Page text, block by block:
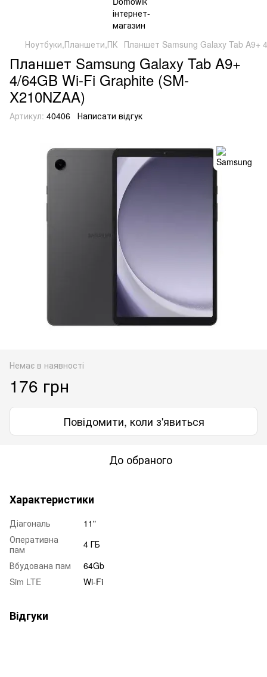
Ноутбуки,Планшети,ПК Планшет Samsung Galaxy Tab A9+
Планшет Samsung Galaxy Tab A9+
4/64GB Wi-Fi Graphite (SM-
X210NZAA)
Артикул: 40406 Написати відгук
Немає в наявності
176 грн
Повідомити, коли з'явиться
До обраного
Характеристики
Діагональ
11"
Оперативна
пам
4 ГБ
Вбудована пам
64Gb
Sim LTE
Wi-Fi
Відгуки